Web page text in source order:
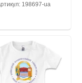
198697-ua